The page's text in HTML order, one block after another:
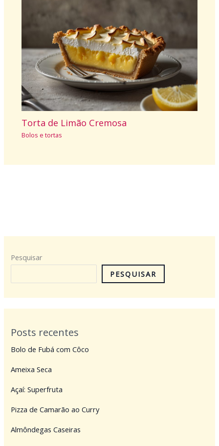
Torta de Limão Cremosa
Bolos e tortas
Pesquisar
PESQUISAR
Posts recentes
Bolo de Fubá com Côco
Ameixa Seca
Açaí: Superfruta
Pizza de Camarão ao Curry
Almôndegas Caseiras